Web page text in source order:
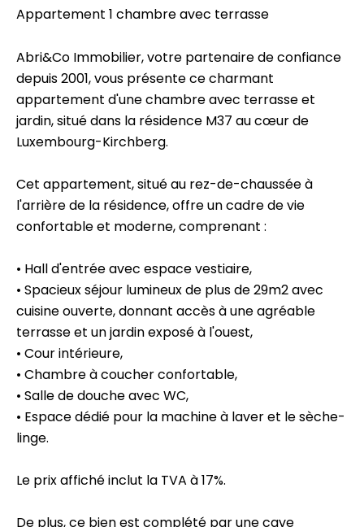
Appartement 1 chambre avec terrasse
Abri&Co Immobilier, votre partenaire de confiance
depuis 2001, vous présente ce charmant
appartement d'une chambre avec terrasse et
jardin, situé dans la résidence M37 au cœur de
Luxembourg-Kirchberg.
Cet appartement, situé au rez-de-chaussée à
l'arrière de la résidence, offre un cadre de vie
confortable et moderne, comprenant :
• Hall d'entrée avec espace vestiaire,
• Spacieux séjour lumineux de plus de 29m2 avec
cuisine ouverte, donnant accès à une agréable
terrasse et un jardin exposé à l'ouest,
• Cour intérieure,
• Chambre à coucher confortable,
• Salle de douche avec WC,
• Espace dédié pour la machine à laver et le sèche-
linge.
Le prix affiché inclut la TVA à 17%.
De plus, ce bien est complété par une cave